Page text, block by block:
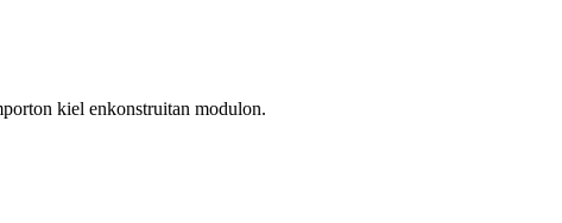
kiel enkonstruitan modulon.